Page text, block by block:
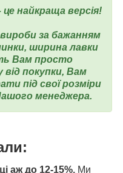
це найкраща версія!
за бажанням
ширина лавки
Вам просто
покупки, Вам
під свої розміри
менеджера.
аж до 12-15%. Ми